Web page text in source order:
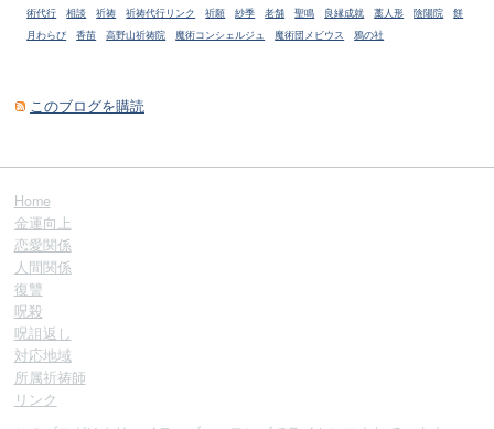
術代行
相談 祈祷 祈祷代行リンク 祈願 紗季 老舗 聖鳴 良縁成就 藁人形 陰陽院
餅
月わらび
香苗 高野山祈祷院 魔術コンシェルジュ 魔術団メビウス 鴉の社
このブログを購読
Home
金運向上
恋愛関係
人間関係
復讐
呪殺
呪詛返し
対応地域
所属祈祷師
リンク